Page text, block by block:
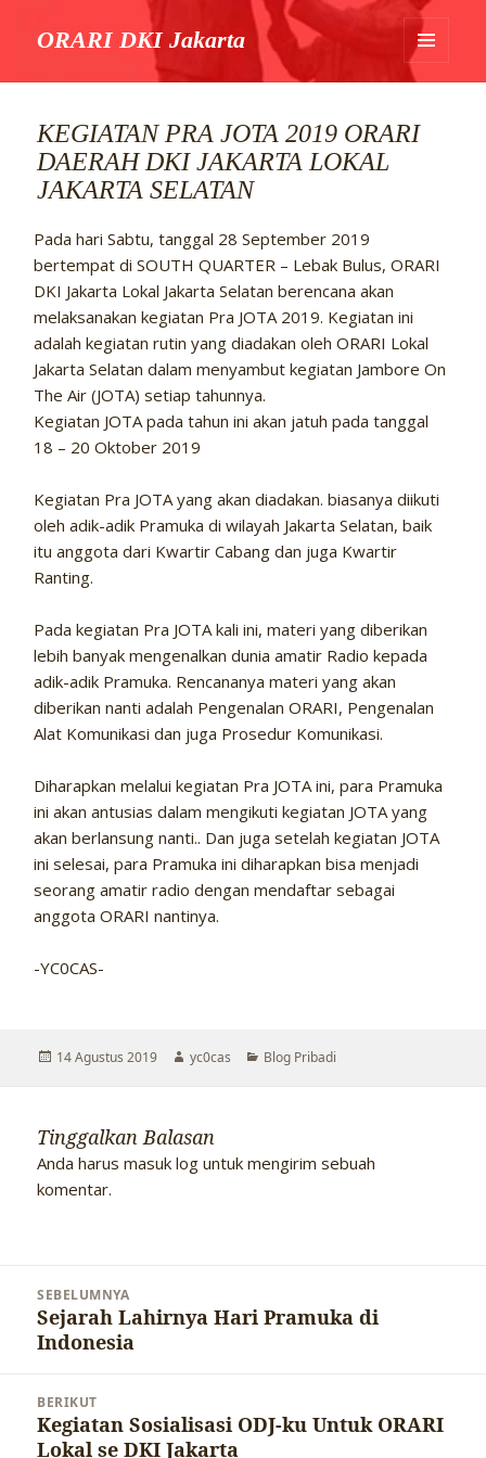
ORARI DKI Jakarta
MENU
WIDGET
KEGIATAN PRA JOTA 2019 ORARI
DAERAH DKI JAKARTA LOKAL
JAKARTA SELATAN
Pada hari Sabtu, tanggal 28 September 2019
bertempat di SOUTH QUARTER – Lebak Bulus, ORARI
DKI Jakarta Lokal Jakarta Selatan berencana akan
melaksanakan kegiatan Pra JOTA 2019. Kegiatan ini
adalah kegiatan rutin yang diadakan oleh ORARI Lokal
Jakarta Selatan dalam menyambut kegiatan Jambore On
The Air (JOTA) setiap tahunnya.
Kegiatan JOTA pada tahun ini akan jatuh pada tanggal
18 – 20 Oktober 2019
Kegiatan Pra JOTA yang akan diadakan. biasanya diikuti
oleh adik-adik Pramuka di wilayah Jakarta Selatan, baik
itu anggota dari Kwartir Cabang dan juga Kwartir
Ranting.
Pada kegiatan Pra JOTA kali ini, materi yang diberikan
lebih banyak mengenalkan dunia amatir Radio kepada
adik-adik Pramuka. Rencananya materi yang akan
diberikan nanti adalah Pengenalan ORARI, Pengenalan
Alat Komunikasi dan juga Prosedur Komunikasi.
Diharapkan melalui kegiatan Pra JOTA ini, para Pramuka
ini akan antusias dalam mengikuti kegiatan JOTA yang
akan berlansung nanti.. Dan juga setelah kegiatan JOTA
ini selesai, para Pramuka ini diharapkan bisa menjadi
seorang amatir radio dengan mendaftar sebagai
anggota ORARI nantinya.
-YC0CAS-
Diposkan
14 Agustus 2019 Penulis
yc0cas Kategori
Blog Pribadi
Tinggalkan Balasan
Anda harusmasuk log untuk mengirim sebuah
komentar.
SEBELUMNYA
Pos
sebelumnya:
Sejarah Lahirnya Hari Pramuka di
Indonesia
BERIKUT
Pos
berikutnya:
Kegiatan Sosialisasi ODJ-ku Untuk ORARI
Lokal se DKI Jakarta